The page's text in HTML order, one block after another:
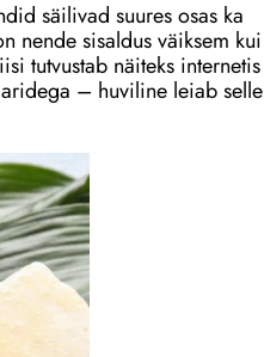
säilivad suures osas ka
nende sisaldus väiksem kui
tutvustab näiteks internetis
– huviline leiab selle